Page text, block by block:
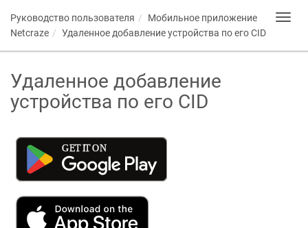
Руководство пользователя
Мобильное приложение
Netcraze
Удаленное добавление устройства по его CID
Удаленное добавление
устройства по его CID